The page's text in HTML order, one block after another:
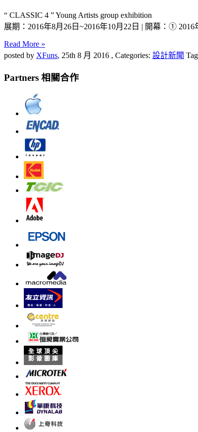
“ CLASSIC 4 ” Young Artists group exhibition
展期：2016年8月26日~2016年10月22日 | 開幕：①
Read More »
posted by XFuns, 25th 8 月 2016 , Categories: 設計新聞
Partners 相關合作